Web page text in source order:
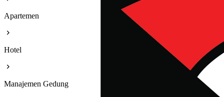
Apartemen
Hotel
Manajemen Gedung